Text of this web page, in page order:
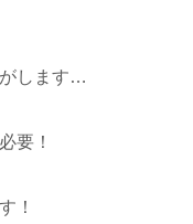
します…
要！
！